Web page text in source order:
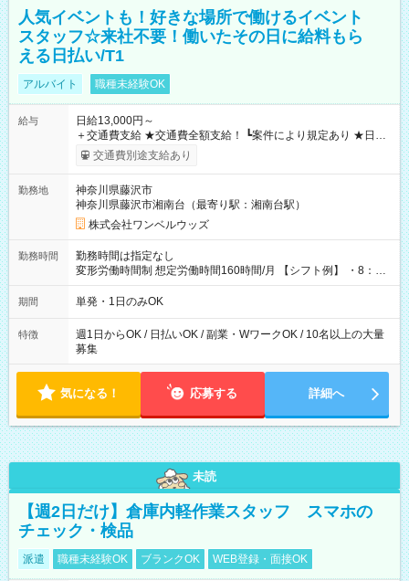
人気イベントも！好きな場所で働けるイベント
スタッフ☆来社不要！働いたその日に給料もら
える日払い/T1
アルバイト 職種未経験OK
給与
日給13,000円～
＋交通費支給 ★交通費全額支給！ ┗案件により規定あり ★日払
いOK！（規定あり） ┗働いたその日に現金GET♪ お仕事後はコ
ンビニATMから 日払い分を引き落とせます！ 【試用期間】試
交通費別途支給あり
勤務地
神奈川県藤沢市
神奈川県藤沢市湘南台（最寄り駅：湘南台駅）
株式会社ワンベルウッズ
勤務時間
勤務時間は指定なし
変形労働時間制 想定労働時間160時間/月 【シフト例】 ・8：00
～21：00
期間 単発・1日のみOK
特徴
週1日からOK / 日払いOK / 副業・WワークOK / 10名以上の大量
募集
気になる！ 応募する 詳細へ
未読
【週2日だけ】倉庫内軽作業スタッフ スマホの
チェック・検品
派遣 職種未経験OK ブランクOK WEB登録・面接OK